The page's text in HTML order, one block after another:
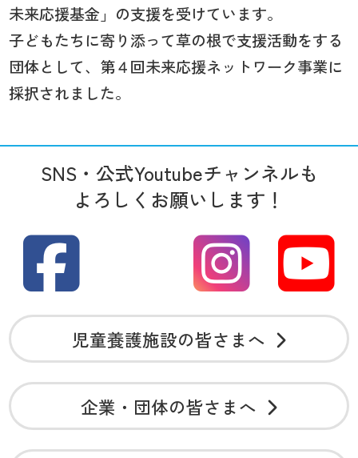
未来応援基金」の支援を受けています。
子どもたちに寄り添って草の根で支援活動をする
団体として、第４回未来応援ネットワーク事業に
採択されました。
SNS・公式Youtubeチャンネルも
よろしくお願いします！
児童養護施設の皆さまへ
企業・団体の皆さまへ